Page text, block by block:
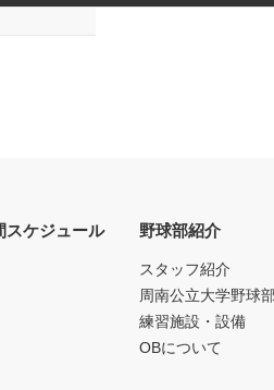
スケジュール 野球部紹介
スタッフ紹介
周南公立大学野球
練習施設・設備
OBについて